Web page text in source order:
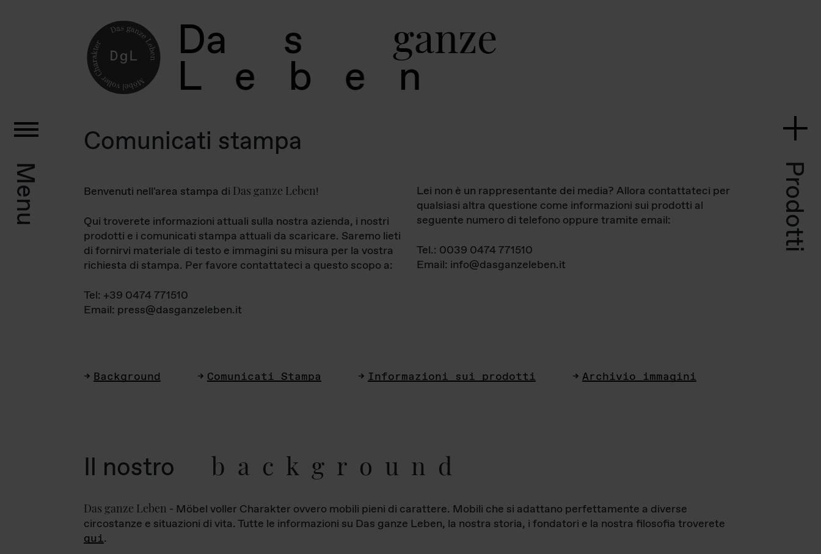
Da s ganz
L e b
Menu Prodotti
Comunicati stampa
Benvenuti nell'area stampa di Das ganze Leben!
Qui troverete informazioni attuali sulla nostra azienda, i nostri
prodotti e i comunicati stampa attuali da scaricare. Saremo lieti
di fornirvi materiale di testo e immagini su misura per la vostra
richiesta di stampa. Per favore contattateci a questo scopo a:
Tel: +39 0474 771510
Email: press@dasganzeleben.it
Lei non è un rappresentante dei media? Allora contattateci per
qualsiasi altra questione come informazioni sui prodotti al
seguente numero di telefono oppure tramite email:
Tel.: 0039 0474 771510
Email: info@dasganzeleben.it
Background Comunicati Stampa Informazioni sui prodotti Archivio immagini
Il nostro background
Das ganze Leben - Möbel voller Charakter ovvero mobili pieni di carattere. Mobili che si adattano perfettamente a diverse
circostanze e situazioni di vita. Tutte le informazioni su Das ganze Leben, la nostra storia, i fondatori e la nostra filosofia troverete
qui.